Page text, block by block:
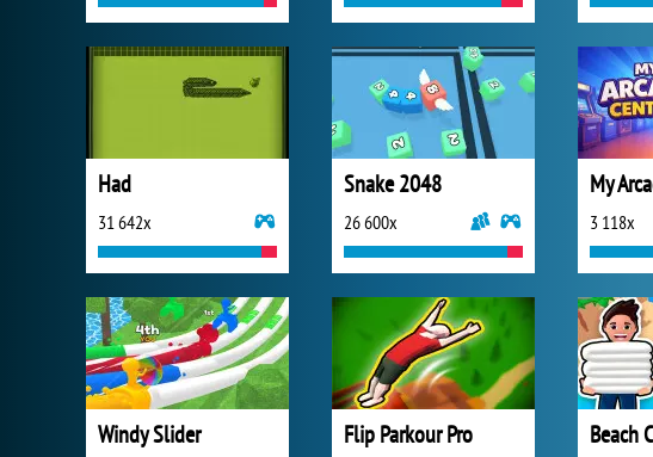
Had
31 642x
Snake 2048
26 600x
My
3 118x
Windy Slider Flip Parkour Pro Beach